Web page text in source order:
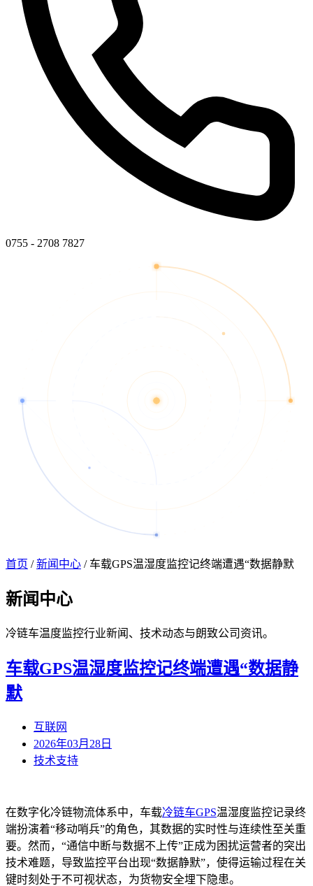
0755 - 2708 7827
首页 / 新闻中心 / 车载GPS温湿度监控记终端遭遇“数据静默
新闻 中心
冷链车温度监控行业新闻、技术动态与朗致公司资讯。
车载GPS温湿度监控记终端遭遇“数据静
默
互联网
2026年03月28日
技术支持
在数字化冷链物流体系中，车载冷链车GPS温湿度监控记录终
端扮演着“移动哨兵”的角色，其数据的实时性与连续性至关重
要。然而， “通信中断与数据不上传”正成为困扰运营者的突出
技术难题，导致监控平台出现“数据静默”，使得运输过程在关
键时刻处于不可视状态，为货物安全埋下隐患。